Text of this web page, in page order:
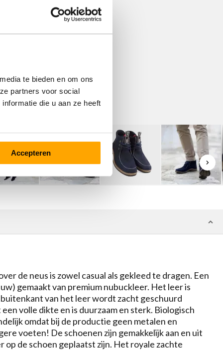
te bieden en om ons
partners voor social
die u aan ze heeft
Accepteren
de neus is zowel casual als gekleed te dragen. Een
gemaakt van premium nubuckleer. Het leer is
van het leer wordt zacht geschuurd
volle dikte en is duurzaam en sterk. Biologisch
omdat bij de productie geen metalen en
voeten! De schoenen zijn gemakkelijk aan en uit
de schoen geplaatst zijn. Het royale zachte